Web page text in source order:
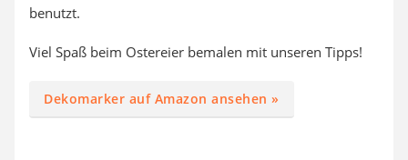
benutzt.
Viel Spaß beim Ostereier bemalen mit unseren Tipps!
Dekomarker auf Amazon ansehen »